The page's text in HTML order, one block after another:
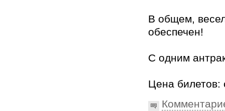
В общем,
обеспечен!
С одним
Цена билетов: